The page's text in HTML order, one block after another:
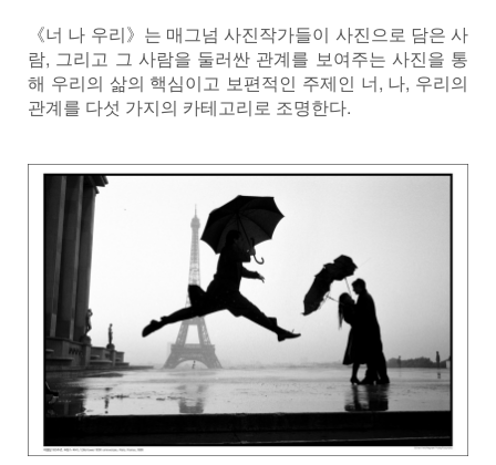
《너 나 우리》는 매그넘 사진작가들이 사진으로 담은 사
람, 그리고 그 사람을 둘러싼 관계를 보여주는 사진을 통
해 우리의 삶의 핵심이고 보편적인 주제인 너, 나, 우리의
관계를 다섯 가지의 카테고리로 조명한다.